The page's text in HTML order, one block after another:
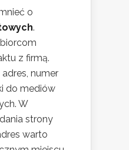
o
.
z firmą.
numer
do mediów
W
strony
warto